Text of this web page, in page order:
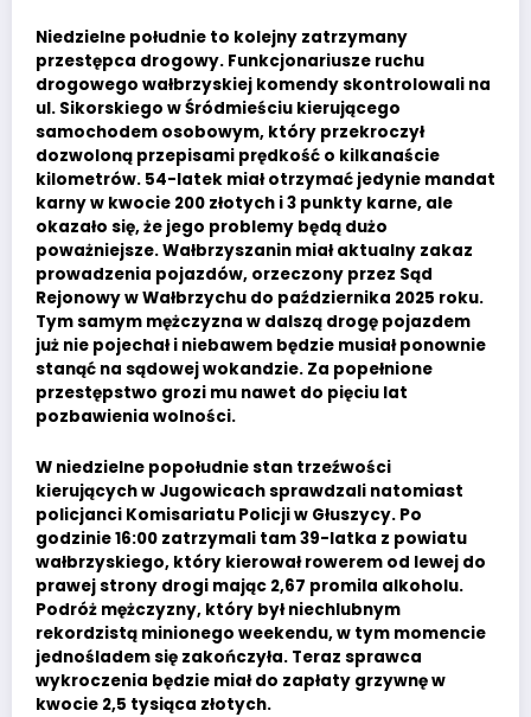
Niedzielne południe to kolejny zatrzymany
przestępca drogowy. Funkcjonariusze ruchu
drogowego wałbrzyskiej komendy skontrolowali na
ul. Sikorskiego w Śródmieściu kierującego
samochodem osobowym, który przekroczył
dozwoloną przepisami prędkość o kilkanaście
kilometrów. 54-latek miał otrzymać jedynie mandat
karny w kwocie 200 złotych i 3 punkty karne, ale
okazało się, że jego problemy będą dużo
poważniejsze. Wałbrzyszanin miał aktualny zakaz
prowadzenia pojazdów, orzeczony przez Sąd
Rejonowy w Wałbrzychu do października 2025 roku.
Tym samym mężczyzna w dalszą drogę pojazdem
już nie pojechał i niebawem będzie musiał ponownie
stanąć na sądowej wokandzie. Za popełnione
przestępstwo grozi mu nawet do pięciu lat
pozbawienia wolności.
W niedzielne popołudnie stan trzeźwości
kierujących w Jugowicach sprawdzali natomiast
policjanci Komisariatu Policji w Głuszycy. Po
godzinie 16:00 zatrzymali tam 39-latka z powiatu
wałbrzyskiego, który kierował rowerem od lewej do
prawej strony drogi mając 2,67 promila alkoholu.
Podróż mężczyzny, który był niechlubnym
rekordzistą minionego weekendu, w tym momencie
jednośladem się zakończyła. Teraz sprawca
wykroczenia będzie miał do zapłaty grzywnę w
kwocie 2,5 tysiąca złotych.